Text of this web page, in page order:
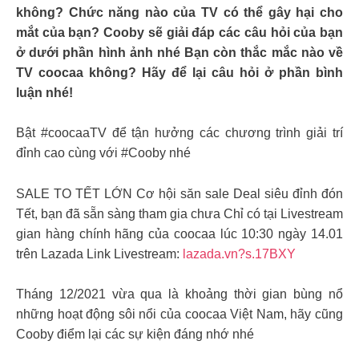
không? Chức năng nào của TV có thể gây hại cho
mắt của bạn? Cooby sẽ giải đáp các câu hỏi của bạn
ở dưới phần hình ảnh nhé Bạn còn thắc mắc nào về
TV coocaa không? Hãy để lại câu hỏi ở phần bình
luận nhé!
Bật #coocaaTV để tận hưởng các chương trình giải trí
đỉnh cao cùng với #Cooby nhé
SALE TO TẾT LỚN Cơ hội săn sale Deal siêu đỉnh đón
Tết, bạn đã sẵn sàng tham gia chưa Chỉ có tại Livestream
gian hàng chính hãng của coocaa lúc 10:30 ngày 14.01
trên Lazada Link Livestream: lazada.vn?s.17BXY
Tháng 12/2021 vừa qua là khoảng thời gian bùng nổ
những hoạt động sôi nổi của coocaa Việt Nam, hãy cũng
Cooby điểm lại các sự kiện đáng nhớ nhé